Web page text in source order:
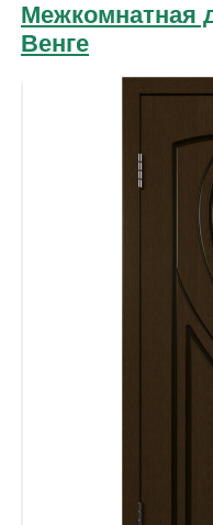
Межкомнатная
Венге